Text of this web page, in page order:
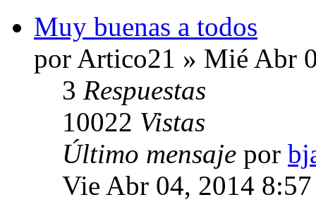
Muy buenas a todos
por Artico21 » Mié Abr
3 Respuestas
10022 Vistas
Último mensaje por
Vie Abr 04, 2014